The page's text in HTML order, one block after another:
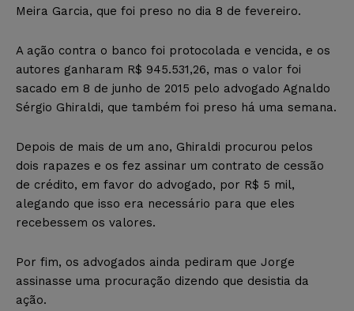
Meira Garcia, que foi preso no dia 8 de fevereiro.
A ação contra o banco foi protocolada e vencida, e os
autores ganharam R$ 945.531,26, mas o valor foi
sacado em 8 de junho de 2015 pelo advogado Agnaldo
Sérgio Ghiraldi, que também foi preso há uma semana.
Depois de mais de um ano, Ghiraldi procurou pelos
dois rapazes e os fez assinar um contrato de cessão
de crédito, em favor do advogado, por R$ 5 mil,
alegando que isso era necessário para que eles
recebessem os valores.
Por fim, os advogados ainda pediram que Jorge
assinasse uma procuração dizendo que desistia da
ação.